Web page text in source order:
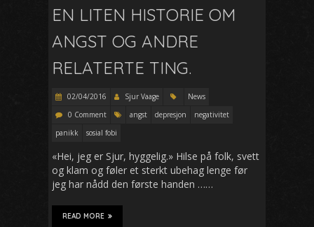
EN LITEN HISTORIE OM
ANGST OG ANDRE
RELATERTE TING.
02/04/2016 Sjur Vaage
News
0 Comment
angst depresjon
negativitet
panikk
sosial fobi
«Hei, jeg er Sjur, hyggelig.» Hilse på folk, svett
og klam og føler et sterkt ubehag lenge før
jeg har nådd den første handen ……
READ MORE